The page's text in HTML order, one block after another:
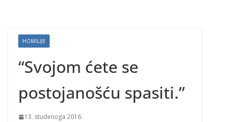
HOMILIJE
“Svojom ćete se
postojanošću spasiti.”
13. studenoga 2016.